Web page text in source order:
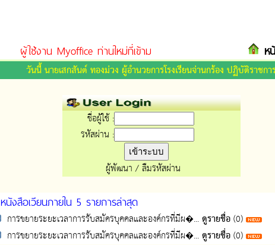
ผู้ใช้งาน Myoffice ท่านใหม่ที่เข้ามาในระบบรบกวนให้ตรวจสอบหนัห
วันนี้ นายเสกสันต์ ทองม่วง ผู้อำนวยการโรงเรียนจ่านกร้อง ปฏิบัติราชกา
ชื่อผู้ใช้ :
รหัสผ่าน :
ผู้พัฒนา/ลืมรหัสผ่าน
หนังสือเวียนภายใน 5 รายการล่าสุด
การขยายระยะเวลาการรับสมัครบุคคลและองค์กรที่มีผ�...ดูรายชื่อ(0)
การขยายระยะเวลาการรับสมัครบุคคลและองค์กรที่มีผ�...ดูรายชื่อ(0)